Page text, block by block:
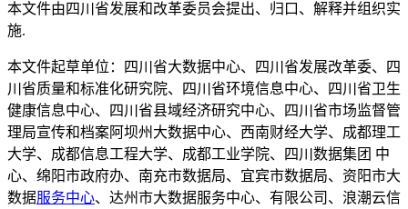
本文件由四川省发展和改革委员会提出、归口、解释并组织实
施.
本文件起草单位：四川省大数据中心、四川省发展改革委、四
川省质量和标准化研究院、四川省环境信息中心、四川省卫生
健康信息中心、四川省县域经济研究中心、四川省市场监督管
理局宣传和档案阿坝州大数据中心、西南财经大学、成都理工
大学、成都信息工程大学、成都工业学院、四川数据集团 中
心、绵阳市政府办、南充市数据局、宜宾市数据局、资阳市大
数据服务中心、达州市大数据服务中心、有限公司、浪潮云信